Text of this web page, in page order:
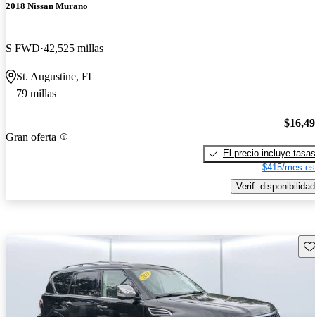
2018 Nissan Murano
S FWD 42,525 millas
St. Augustine, FL
79 millas
Gran oferta
El precio incluye tasas
$415/mes
Verif. disponibilidad